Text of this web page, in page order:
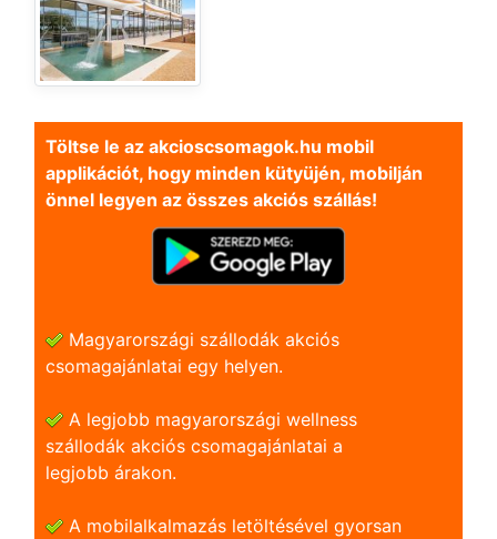
Töltse le az akcioscsomagok.hu mobil
applikációt, hogy minden kütyüjén, mobilján
önnel legyen az összes akciós szállás!
Magyarországi szállodák akciós
csomagajánlatai egy helyen.
A legjobb magyarországi wellness
szállodák akciós csomagajánlatai a
legjobb árakon.
A mobilalkalmazás letöltésével gyorsan